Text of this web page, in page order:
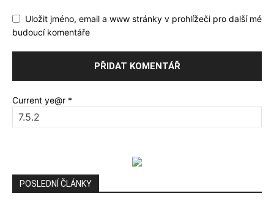
Uložit jméno, email a www stránky v prohlížeči pro další mé
budoucí komentáře
Current ye@r *
POSLEDNÍ ČLÁNKY